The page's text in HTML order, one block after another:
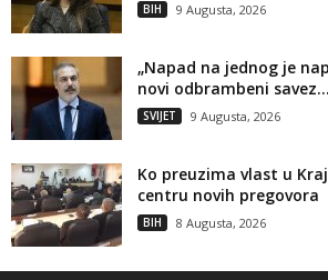
BIH 9 Augusta, 2026
„Napad na jednog je
novi odbrambeni savez...
SVIJET 9 Augusta, 2026
Ko preuzima vlast u
centru novih pregovora
BIH 8 Augusta, 2026